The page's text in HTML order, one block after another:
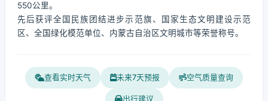
550公里。
先后获评全国民族团结进步示范旗、国家生态文明建设示范
区、全国绿化模范单位、内蒙古自治区文明城市等荣誉称号。
查看实时天气 未来7天预报 空气质量查询
出行建议